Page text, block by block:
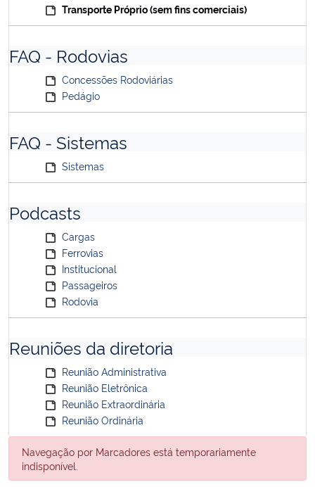
Transporte Próprio (sem fins comerciais)
FAQ - Rodovias
Concessões Rodoviárias
Pedágio
FAQ - Sistemas
Sistemas
Podcasts
Cargas
Ferrovias
Institucional
Passageiros
Rodovia
Reuniões da diretoria
Reunião Administrativa
Reunião Eletrônica
Reunião Extraordinária
Reunião Ordinária
Navegação por Marcadores está temporariamente
indisponível.